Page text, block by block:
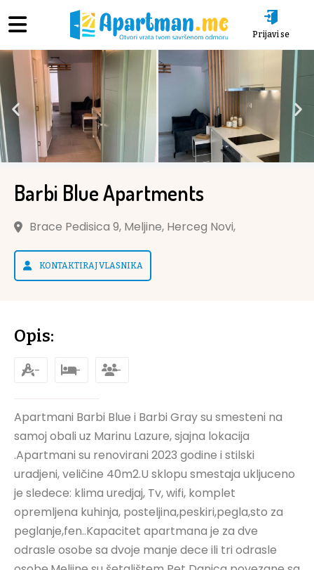
Prijavi se
Barbi Blue Apartments
Brace Pedisica 9, Meljine, Herceg Novi,
KONTAKTIRAJ VLASNIKA
Opis:
- - -
Apartmani Barbi Blue i Barbi Gray su smesteni na
samoj obali uz Marinu Lazure, sjajna lokacija
.Apartmani su renovirani 2023 godine i stilski
uradjeni, veličine 40m2.U sklopu smestaja ukljuceno
je sledece: klima uredjaj, Tv, wifi, komplet
opremljena kuhinja, posteljina,peskiri,pegla,sto za
peglanje,fen..Kapacitet apartmana je za dve
odrasle osobe sa dvoje manje dece ili tri odrasle